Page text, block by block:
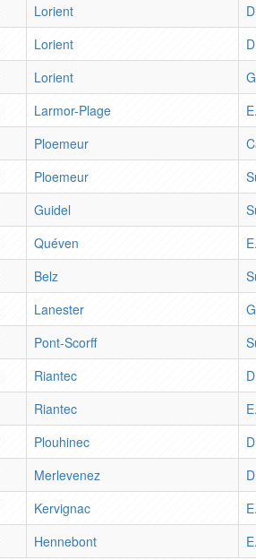
Lorient
Lorient
Lorient
Larmor-Plage
Ploemeur
Ploemeur
Guidel
Quéven
Belz
Lanester
Pont-Scorff
Riantec
Riantec
Plouhinec
Merlevenez
Kervignac
Hennebont